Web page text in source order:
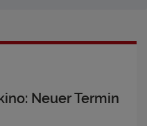
Neuer Termin